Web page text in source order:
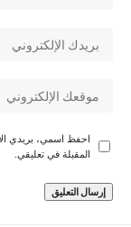
احفظ اسمي، بريدي
المقبلة في تعليقي.